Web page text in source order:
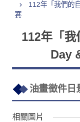
112年「我們的
賽
112年「
Day
油畫徵件日
相關圖片